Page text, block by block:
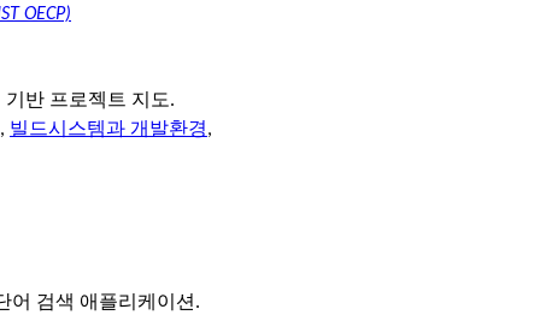
OECP)
기반 프로젝트 지도.
, 빌드시스템과 개발환경,
어 검색 애플리케이션.